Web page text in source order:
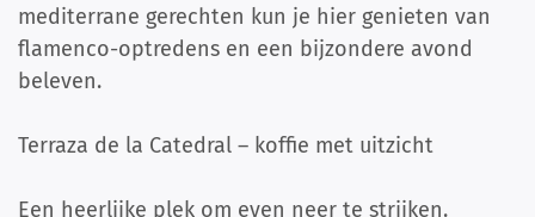
mediterrane gerechten kun je hier genieten van
flamenco-optredens en een bijzondere avond
beleven.
Terraza de la Catedral – koffie met uitzicht
Een heerlijke plek om even neer te strijken.